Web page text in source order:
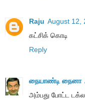
Raju August 12,
கட்சிக் கொடி
Reply
நையாண்டி நைனா
அம்பது போட்ட